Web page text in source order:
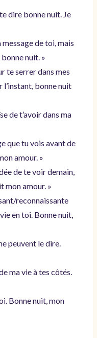
dire bonne nuit. Je
message de toi, mais
nuit. »
te serrer dans mes
l’instant, bonne nuit
de t’avoir dans ma
que tu vois avant de
amour. »
de te voir demain,
mon amour. »
reconnaissante
en toi. Bonne nuit,
peuvent le dire.
ma vie à tes côtés.
Bonne nuit, mon